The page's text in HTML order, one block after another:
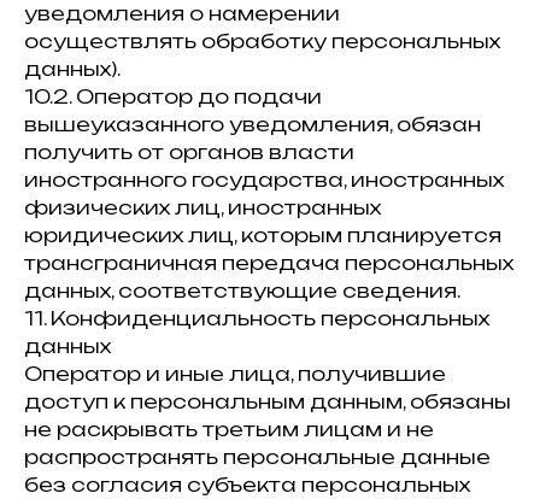
уведомления о намерении
осуществлять обработку персональных
данных).
10.2. Оператор до подачи
вышеуказанного уведомления, обязан
получить от органов власти
иностранного государства, иностранных
физических лиц, иностранных
юридических лиц, которым планируется
трансграничная передача персональных
данных, соответствующие сведения.
11. Конфиденциальность персональных
данных
Оператор и иные лица, получившие
доступ к персональным данным, обязаны
не раскрывать третьим лицам и не
распространять персональные данные
без согласия субъекта персональных